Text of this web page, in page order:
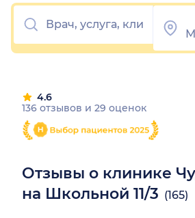
Отзывы о клинике
на Школьной 11/3 (165)
4.6
136 отзывов и 29 оценок